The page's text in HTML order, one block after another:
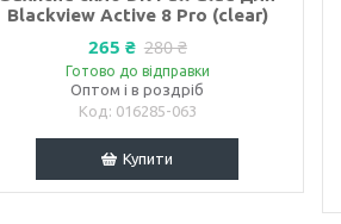
Blackview Active 8 Pro (clear)
265 ₴ 280 ₴
Готово до відправки
Оптом і в роздріб
016285-063
Купити